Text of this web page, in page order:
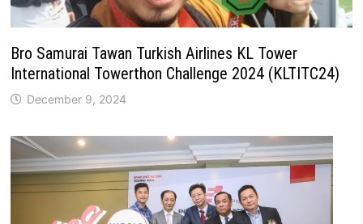
Bro Samurai Tawan Turkish Airlines KL Tower
International Towerthon Challenge 2024 (KLTITC24)
December 9, 2024